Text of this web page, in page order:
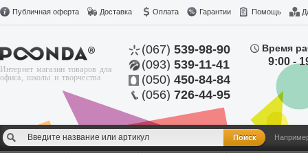
Публичная оферта Доставка Оплата Гарантии Помощь
Интернет магазин товаров для
офиса, школы и творчества
(067) 539-98-90
(093) 539-11-41
(050) 450-84-84
(056) 726-44-95
Время
9:00 -